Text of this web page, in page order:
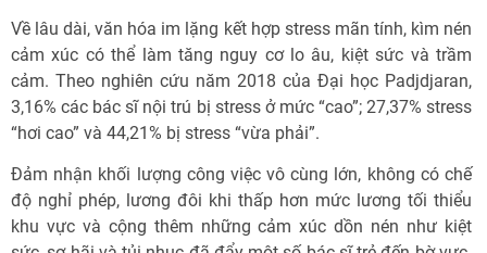
Về lâu dài, văn hóa im lặng kết hợp stress mãn tính, kìm nén
cảm xúc có thể làm tăng nguy cơ lo âu, kiệt sức và trầm
cảm. Theo nghiên cứu năm 2018 của Đại học Padjdjaran,
3,16% các bác sĩ nội trú bị stress ở mức “cao”; 27,37% stress
“hơi cao” và 44,21% bị stress “vừa phải”.
Đảm nhận khối lượng công việc vô cùng lớn, không có chế
độ nghỉ phép, lương đôi khi thấp hơn mức lương tối thiểu
khu vực và cộng thêm những cảm xúc dồn nén như kiệt